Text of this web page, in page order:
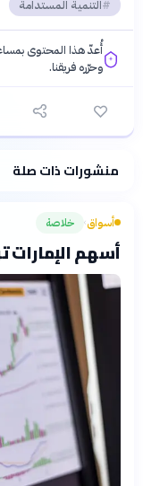
التنمية المستدامة
أُعدّ هذا المحتوى
وحرّره فريقنا.
فلسفتنا المعرفية· سياسة
منشورات ذات صلة
أسواق› خلاصة
أسهم الإمارات تربح 68.8 مليار